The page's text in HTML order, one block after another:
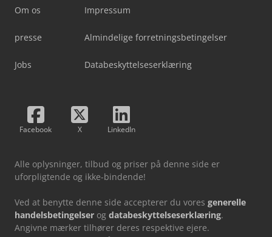
Om os
presse
Jobs
Impressum
Almindelige forretningsbetingelser
Databeskyttelseserklæring
Facebook X LinkedIn
Alle oplysninger, tilbud og priser på denne side er
uforpligtende og ikke-bindende!
Ved at benytte denne side accepterer du vores generelle
handelsbetingelser og databeskyttelseserklæring.
Angivne mærker tilhører deres respektive ejere.